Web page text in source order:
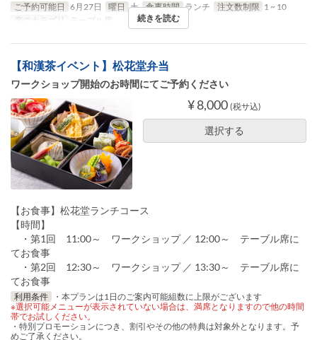
ご予約可能日 6月27日 曜日 土 食事時間 ランチ 注文数制限 1 ~ 10
席のカテゴリ
テーブル席 続きを読む
【和漢茶イベント】松花堂弁当
ワークショップ開始のお時間にてご予約ください
¥ 8,000 (税サ込)
選択する
【お食事】松花堂ランチコース
【時間】
・第1回 11:00～ ワークショップ ／ 12:00～ テーブル席に
てお食事
・第2回 12:30～ ワークショップ ／ 13:30～ テーブル席に
てお食事
利用条件
・本プランは1日のご案内可能組数に上限がございます
※選択可能メニューが表示されていない場合は、満席となりますので他の時間
帯でお試しください。
・特別プロモーションにつき、割引やその他の特典は対象外となります。予
めご了承ください。